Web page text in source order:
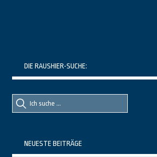
DIE RAUSHIER-SUCHE:
Suche
nach::
Suche
nach:
NEUESTE BEITRÄGE